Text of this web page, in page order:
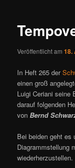
s
a
v
i
g
a
i
o
n
Veröffentlicht am18.
In Heft 265 der
einen groß
Luigi Ceriani seine
darauf folgenden
vonBernd
Bei beiden geht es
Diagrammstellung
wiederherzustellen.